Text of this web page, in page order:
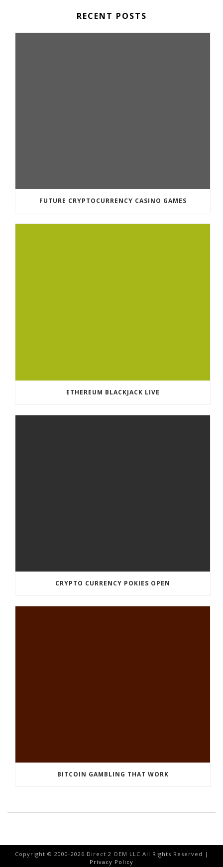
RECENT POSTS
FUTURE CRYPTOCURRENCY CASINO GAMES
ETHEREUM BLACKJACK LIVE
CRYPTO CURRENCY POKIES OPEN
BITCOIN GAMBLING THAT WORK
Copyright © 2000-2026 Direct 2 OEM LLC All Rights Reserved |
Privacy Policy